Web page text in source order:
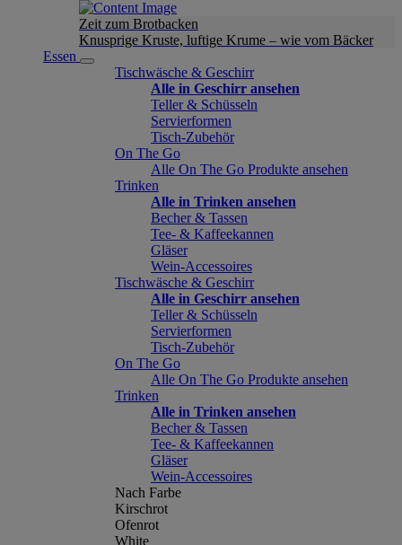
Zeit zum Brotbacken
Knusprige Kruste, luftige Krume – wie vom Bäcker
Essen
Tischwäsche & Geschirr
Alle in Geschirr ansehen
Teller & Schüsseln
Servierformen
Tisch-Zubehör
On The Go
Alle On The Go Produkte ansehen
Trinken
Alle in Trinken ansehen
Becher & Tassen
Tee- & Kaffeekannen
Gläser
Wein-Accessoires
Tischwäsche & Geschirr
Alle in Geschirr ansehen
Teller & Schüsseln
Servierformen
Tisch-Zubehör
On The Go
Alle On The Go Produkte ansehen
Trinken
Alle in Trinken ansehen
Becher & Tassen
Tee- & Kaffeekannen
Gläser
Wein-Accessoires
Nach Farbe
Kirschrot
Ofenrot
White